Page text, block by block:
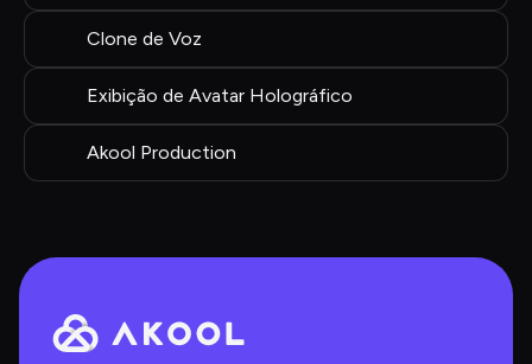
Clone de Voz
Exibição de Avatar Holográfico
Akool Production